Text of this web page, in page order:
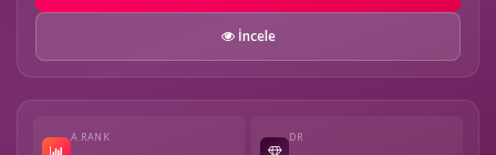
İncele
A.RANK DR